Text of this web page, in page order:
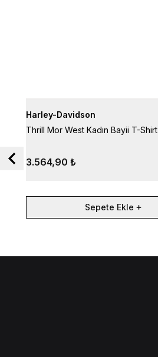
Harley-Davidson
Thrill Mor West Kadın Bayii T-Shirt
3.564,90 ₺
Sepete Ekle